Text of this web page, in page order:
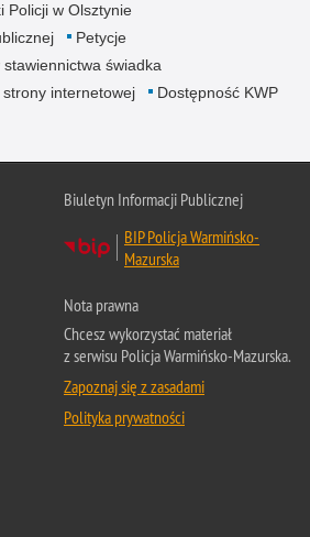
Policji w Olsztynie
Petycje
świadka
internetowej
Dostępność KWP
Biuletyn Informacji Publicznej
BIP Policja Warmińsko-
Mazurska
Nota prawna
Chcesz wykorzystać materiał
z serwisu Policja Warmińsko-Mazurska.
Zapoznaj się z zasadami
Polityka prywatności